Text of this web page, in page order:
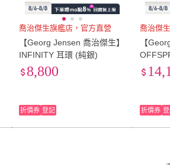
喬治傑生旗艦店，官方直營
【Georg Jensen 喬治傑生】
INFINITY 耳環 (純銀)
8,800
折價券 登記
喬治傑
【
折價券